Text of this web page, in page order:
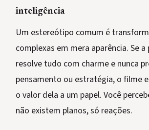
inteligência
Um estereótipo comum é
complexas em mera aparência. Se
resolve tudo com charme e nunca
pensamento ou estratégia, o filme
o valor dela a um papel. Você
não existem planos, só reações.